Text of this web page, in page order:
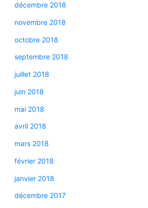
décembre 2018
novembre 2018
octobre 2018
septembre 2018
juillet 2018
juin 2018
mai 2018
avril 2018
mars 2018
février 2018
janvier 2018
décembre 2017